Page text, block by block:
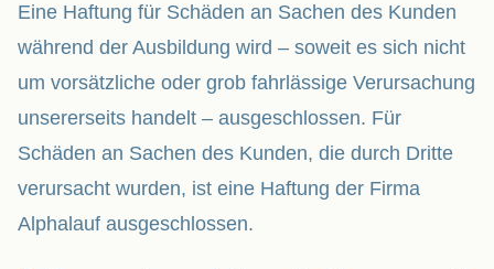
Eine Haftung für Schäden an Sachen des Kunden
während der Ausbildung wird – soweit es sich nicht
um vorsätzliche oder grob fahrlässige Verursachung
unsererseits handelt – ausgeschlossen. Für
Schäden an Sachen des Kunden, die durch Dritte
verursacht wurden, ist eine Haftung der Firma
Alphalauf ausgeschlossen.